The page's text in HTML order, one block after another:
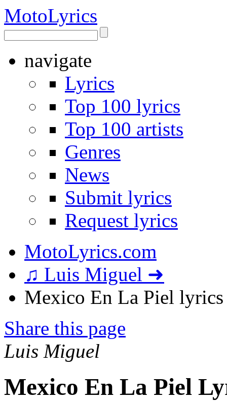
MotoLyrics
navigate
Lyrics
Top 100 lyrics
Top 100 artists
Genres
News
Submit lyrics
Request lyrics
MotoLyrics.com
♫ Luis Miguel ➜
Mexico En La Piel lyrics
Share this page
Luis Miguel
Mexico En La Piel